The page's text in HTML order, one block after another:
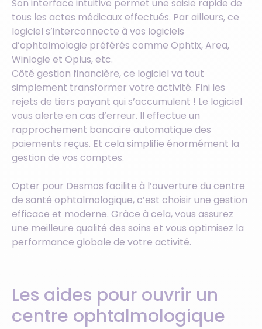
Son interface intuitive permet une saisie rapide de
tous les actes médicaux effectués. Par ailleurs, ce
logiciel s’interconnecte à vos logiciels
d’ophtalmologie préférés comme Ophtix, Area,
Winlogie et Oplus, etc.
Côté gestion financière, ce logiciel va tout
simplement transformer votre activité. Fini les
rejets de tiers payant qui s’accumulent ! Le logiciel
vous alerte en cas d’erreur. Il effectue un
rapprochement bancaire automatique des
paiements reçus. Et cela simplifie énormément la
gestion de vos comptes.
Opter pour Desmos facilite à l’ouverture du centre
de santé ophtalmologique, c’est choisir une gestion
efficace et moderne. Grâce à cela, vous assurez
une meilleure qualité des soins et vous optimisez la
performance globale de votre activité.
Les aides pour ouvrir un
centre ophtalmologique